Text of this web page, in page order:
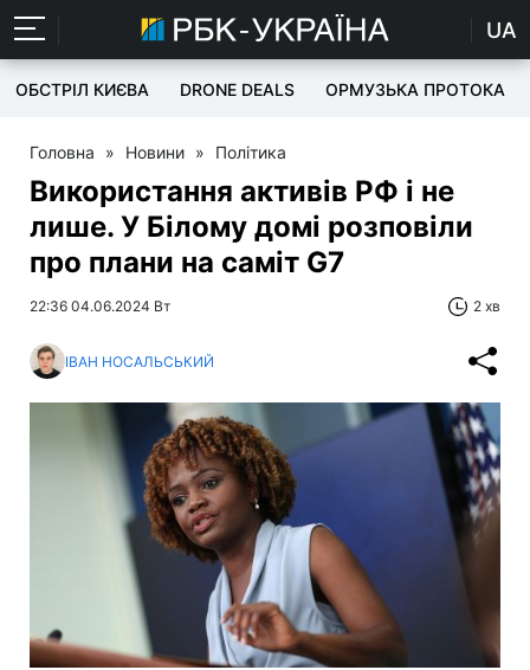
UA
ОБСТРІЛ КИЄВА DRONE DEALS ОРМУЗЬКА ПРОТОКА
Головна » Новини » Політика
Використання активів РФ і не
лише. У Білому домі розповіли
про плани на саміт G7
22:36 04.06.2024 Вт 2 хв
ІВАН НОСАЛЬСЬКИЙ